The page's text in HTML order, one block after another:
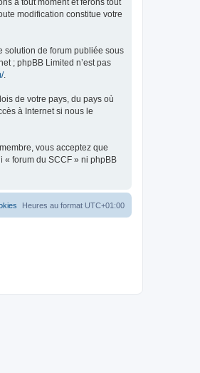
à tout moment et ferons tout
modification constitue votre
solution de forum publiée sous
; phpBB Limited n’est pas
.
de votre pays, du pays où
à Internet si nous le
vous acceptez que
« forum du SCCF » ni phpBB
Heures au format UTC+01:00